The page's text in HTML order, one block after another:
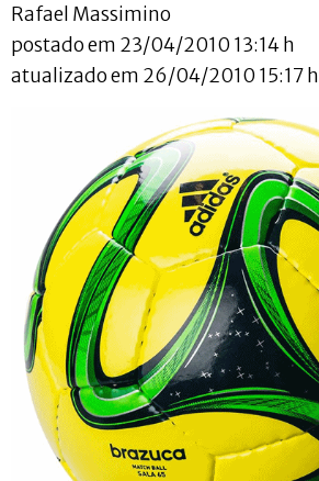
Rafael Massimino
postado em 23/04/2010 13:14 h
atualizado em 26/04/2010 15:17 h